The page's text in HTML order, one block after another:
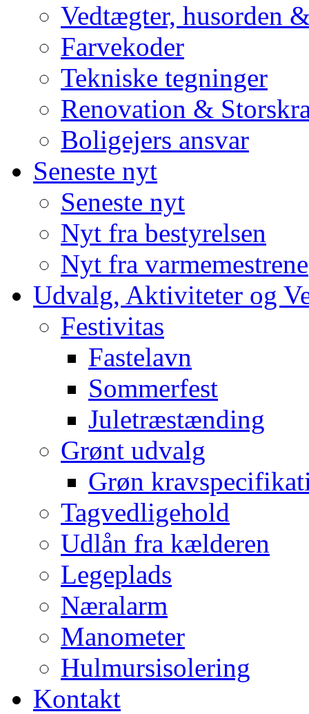
Vedtægter, husorden
Farvekoder
Tekniske tegninger
Renovation &
Boligejers ansvar
Seneste nyt
Seneste nyt
Nyt fra bestyrelsen
Nyt fra varmemestrene
Udvalg, Aktiviteter og
Festivitas
Fastelavn
Sommerfest
Juletræstænding
Grønt udvalg
Grøn
Tagvedligehold
Udlån fra kælderen
Legeplads
Næralarm
Manometer
Hulmursisolering
Kontakt